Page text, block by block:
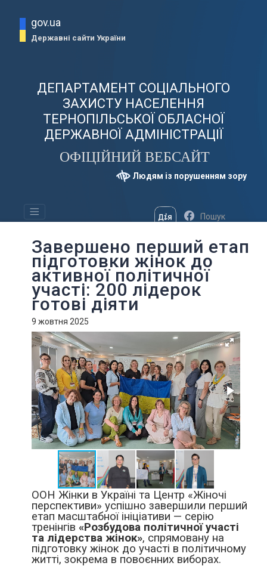
gov.ua
Державні сайти України
ДЕПАРТАМЕНТ СОЦІАЛЬНОГО
ЗАХИСТУ НАСЕЛЕННЯ
ТЕРНОПІЛЬСЬКОЇ ОБЛАСНОЇ
ДЕРЖАВНОЇ АДМІНІСТРАЦІЇ
ОФІЦІЙНИЙ ВЕБСАЙТ
Людям із порушенням зору
Завершено перший етап
підготовки жінок до
активної політичної
участі: 200 лідерок
готові діяти
9 жовтня 2025
ООН Жінки в Україні та Центр «Жіночі
перспективи» успішно завершили перший
етап масштабної ініціативи — серію
тренінгів «Розбудова політичної участі
та лідерства жінок», спрямовану на
підготовку жінок до участі в політичному
житті, зокрема в повоєнних виборах.